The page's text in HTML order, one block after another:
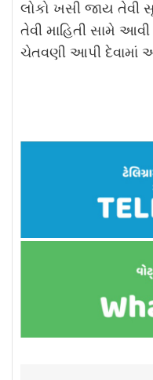
લોકો ખસી જાય તેવી
તેવી માહિતી સામે
ચેતવણી આપી